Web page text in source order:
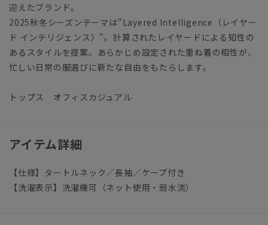
迎えたブランド。
2025秋冬シーズンテーマは"Layered Intelligence（レイヤー
ド インテリジェンス）"。計算されたレイヤードによる知性の
あるスタイルを提案。あらかじめ設定された重ね着の相性が、
忙しい日常の服選びに新たな自由をもたらします。
トップス オフィスカジュアル
アイテム詳細
【仕様】タートルネック／長袖／ケープ付き
【洗濯表示】洗濯機可（ネット使用・弱水流）